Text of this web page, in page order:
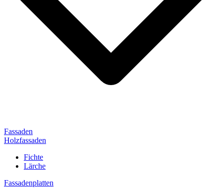
Fassaden
Holzfassaden
Fichte
Lärche
Fassadenplatten